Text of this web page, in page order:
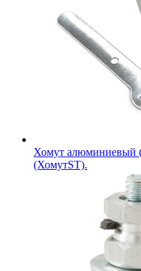
Хомут алюминиевый
(ХомутST).